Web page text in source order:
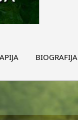
BIOGRAFIJA